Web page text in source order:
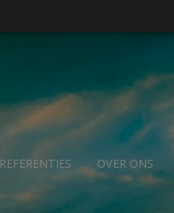
REFERENTIES OVER ONS